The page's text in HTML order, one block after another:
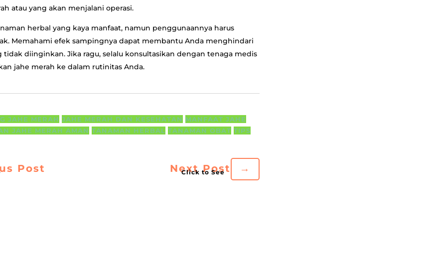
atau yang akan menjalani operasi.
herbal yang kaya manfaat, namun penggunaannya harus
Memahami efek sampingnya dapat membantu Anda menghindari
tidak diinginkan. Jika ragu, selalu konsultasikan dengan tenaga medis
jahe merah ke dalam rutinitas Anda.
JAHE MERAH JAHE MERAH DAN KESEHATAN MANFAAT JAHE
JAHE MERAH AMAN TANAMAN HERBAL TANAMAN OBAT TIPS
Post Next Post →